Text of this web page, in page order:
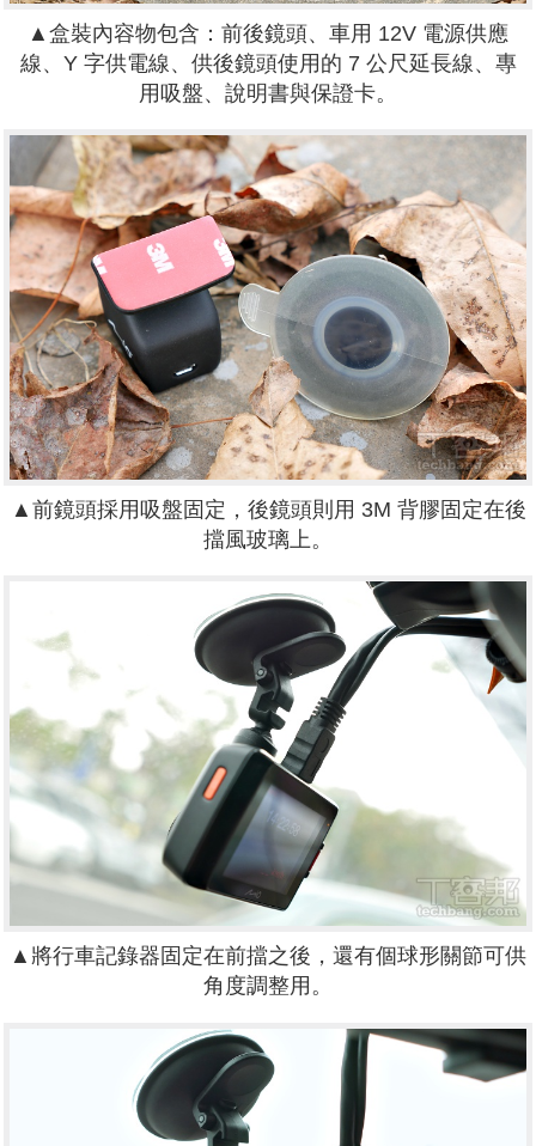
▲盒裝內容物包含：前後鏡頭、車用 12V 電源供應
線、Y 字供電線、供後鏡頭使用的 7 公尺延長線、專
用吸盤、說明書與保證卡。
▲前鏡頭採用吸盤固定，後鏡頭則用 3M 背膠固定在後
擋風玻璃上。
▲將行車記錄器固定在前擋之後，還有個球形關節可供
角度調整用。